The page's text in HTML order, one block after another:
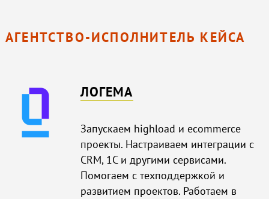
АГЕНТСТВО-ИСПОЛНИТЕЛЬ КЕЙСА
ЛОГЕМА
Запускаем highload и ecommerce
проекты. Настраиваем интеграции с
CRM, 1С и другими сервисами.
Помогаем с техподдержкой и
развитием проектов. Работаем в